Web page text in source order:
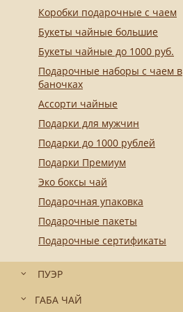
Коробки подарочные с чаем
Букеты чайные большие
Букеты чайные до 1000 руб.
Подарочные наборы с чаем в
баночках
Ассорти чайные
Подарки для мужчин
Подарки до 1000 рублей
Подарки Премиум
Эко боксы чай
Подарочная упаковка
Подарочные пакеты
Подарочные сертификаты
ПУЭР
ГАБА ЧАЙ